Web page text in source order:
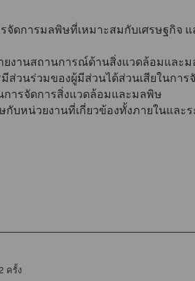
ดการมลพิษที่เหมาะสมกับเศรษฐกิจ แ
ายงานสถานการณ์ด้านสิ่งแวดล้อมและ
มีส่วนร่วมของผู้มีส่วนได้ส่วนเสียในกา
ารจัดการสิ่งแวดล้อมและมลพิษ
หน่วยงานที่เกี่ยวข้องทั้งภายในและร
ครั้ง